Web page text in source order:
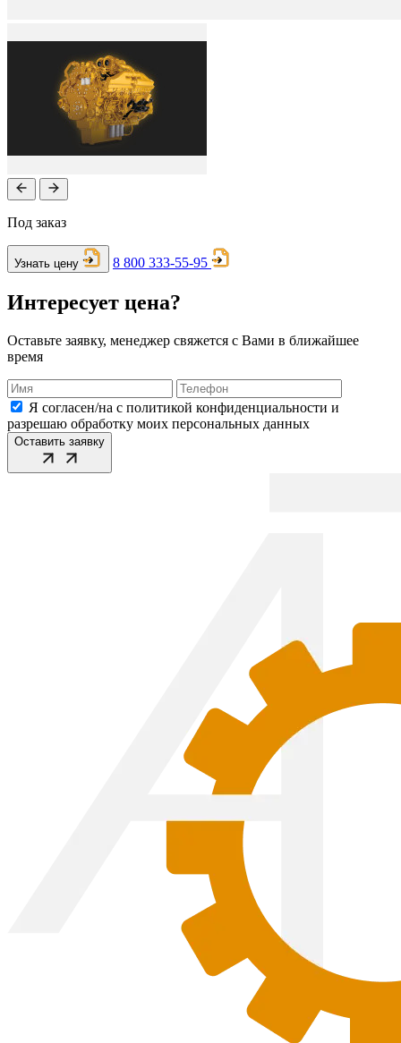
Под заказ
Узнать цену 8 800 333-55-95
Интересует цена?
Оставьте заявку, менеджер свяжется с Вами в ближайшее
время
Я согласен/на с политикой конфиденциальности и
разрешаю обработку моих персональных данных
Оставить заявку